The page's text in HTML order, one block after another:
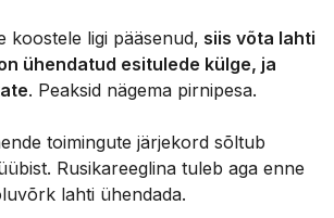
koostele ligi pääsenud, siis võta lahti
ühendatud esitulede külge, ja
. Peaksid nägema pirnipesa.
toimingute järjekord sõltub
Rusikareeglina tuleb aga enne
lahti ühendada.